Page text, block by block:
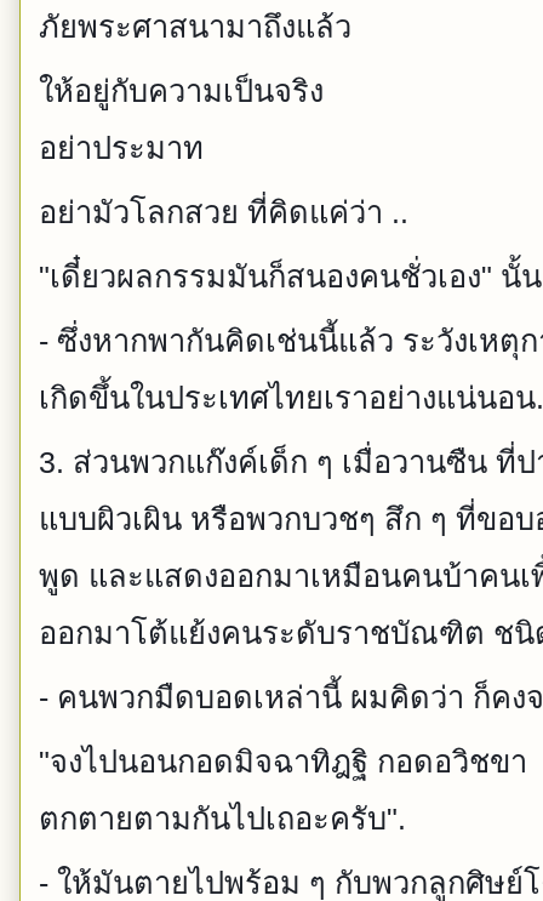
ภัยพระศาสนามาถึงแล้ว
ให้อยู่กับความเป็นจริง
อย่าประมาท
อย่ามัวโลกสวย ที่คิดแค่ว่า ..
"เดี๋ยวผลกรรมมันก็สนองคนชั่วเอง" นั้
- ซึ่งหากพากันคิดเช่นนี้แล้ว ระวังเห
เกิดขึ้นในประเทศไทยเราอย่างแน่นอน.
3. ส่วนพวกแก๊งค์เด็ก ๆ เมื่อวานซืน ที่
แบบผิวเผิน หรือพวกบวชๆ สึก ๆ ที่ขอ
พูด และแสดงออกมาเหมือนคนบ้าคน
ออกมาโต้แย้งคนระดับราชบัณฑิต ชนิ
- คนพวกมืดบอดเหล่านี้ ผมคิดว่า ก็คง
"จงไปนอนกอดมิจฉาทิฎฐิ กอดอวิชขา
ตกตายตามกันไปเถอะครับ".
- ให้มันตายไปพร้อม ๆ กับพวกลูกศิษย์